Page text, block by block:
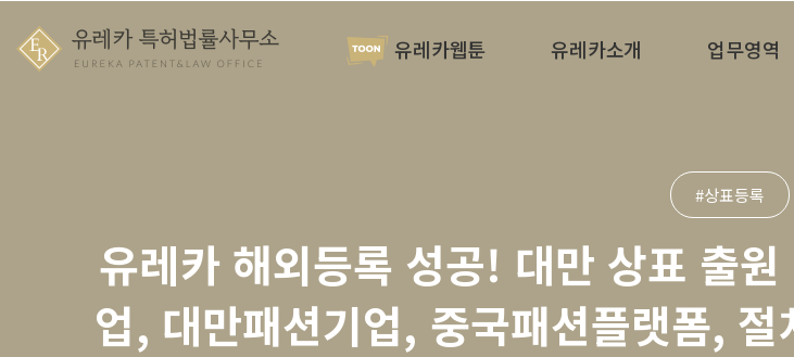
유레카웹툰 유레카소개 업무영역
#상표등록
유레카 해외등록 성공! 대만 상표 출
업, 대만패션기업, 중국패션플랫폼,